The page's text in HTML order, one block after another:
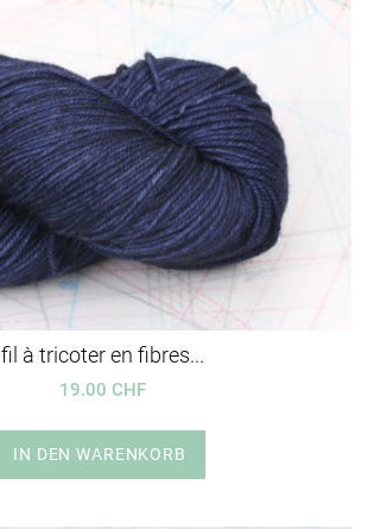
fil à tricoter en fibres...
19.00 CHF
IN DEN WARENKORB